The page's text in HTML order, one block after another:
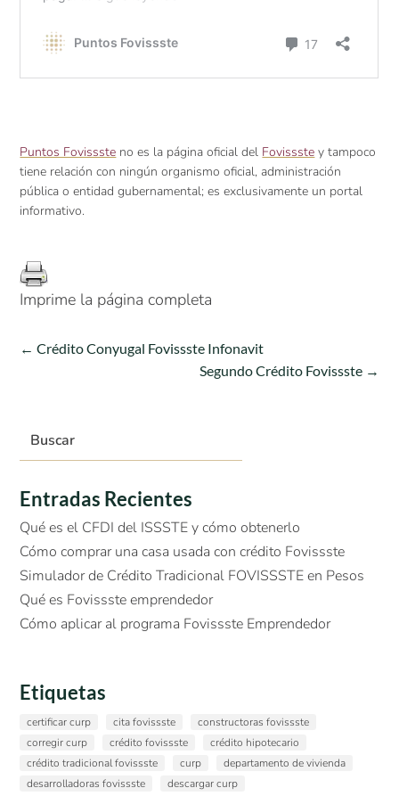
Puntos Fovissste no es la página oficial del Fovissste y tampoco
tiene relación con ningún organismo oficial, administración
pública o entidad gubernamental; es exclusivamente un portal
informativo.
Imprime la página completa
←Crédito Conyugal Fovissste Infonavit
Segundo Crédito Fovissste→
Entradas Recientes
Qué es el CFDI del ISSSTE y cómo obtenerlo
Cómo comprar una casa usada con crédito Fovissste
Simulador de Crédito Tradicional FOVISSSTE en Pesos
Qué es Fovissste emprendedor
Cómo aplicar al programa Fovissste Emprendedor
Etiquetas
certificar curp cita fovissste
constructoras fovissste
corregir curp
crédito fovissste
crédito hipotecario
crédito tradicional fovissste
curp
departamento de vivienda
desarrolladoras fovissste
descargar curp